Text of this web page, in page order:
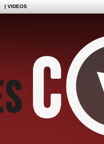
| VIDEOS